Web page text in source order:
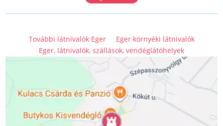
További látnivalók Eger
Eger környéki látnivalók
Eger, látnivalók, szállások, vendéglátóhelyek